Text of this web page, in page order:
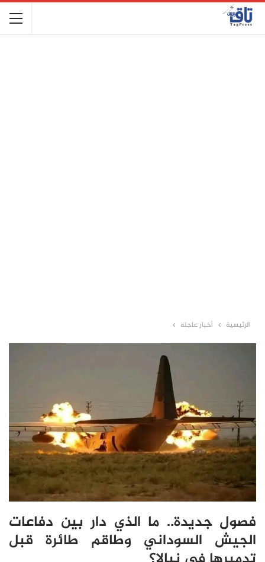
الرئيسية أخبار عاجلة
فصول جديدة.. ما الذي دار بين دفاعات
الجيش السوداني وطاقم طائرة قبل